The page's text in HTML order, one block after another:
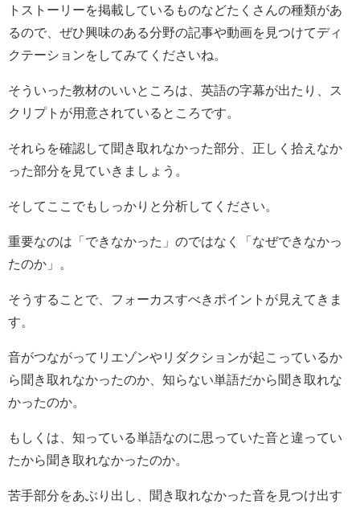
トストーリーを掲載しているものなどたくさんの種類があ
るので、ぜひ興味のある分野の記事や動画を見つけてディ
クテーションをしてみてくださいね。
そういった教材のいいところは、英語の字幕が出たり、ス
クリプトが用意されているところです。
それらを確認して聞き取れなかった部分、正しく拾えなか
った部分を見ていきましょう。
そしてここでもしっかりと分析してください。
重要なのは「できなかった」のではなく「なぜできなかっ
たのか」。
そうすることで、フォーカスすべきポイントが見えてきま
す。
音がつながってリエゾンやリダクションが起こっているか
ら聞き取れなかったのか、知らない単語だから聞き取れな
かったのか。
もしくは、知っている単語なのに思っていた音と違ってい
たから聞き取れなかったのか。
苦手部分をあぶり出し、聞き取れなかった音を見つけ出す